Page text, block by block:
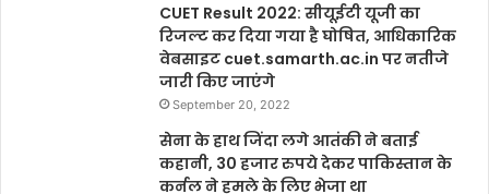
CUET Result 2022: सीयूईटी यूजी का
रिजल्ट कर दिया गया है घोषित, आधिकारिक
वेबसाइट cuet.samarth.ac.in पर नतीजे
जारी किए जाएंगे
September 20, 2022
सेना के हाथ जिंदा लगे आतंकी ने बताई
कहानी, 30 हजार रुपये देकर पाकिस्तान के
कर्नल ने हमले के लिए भेजा था